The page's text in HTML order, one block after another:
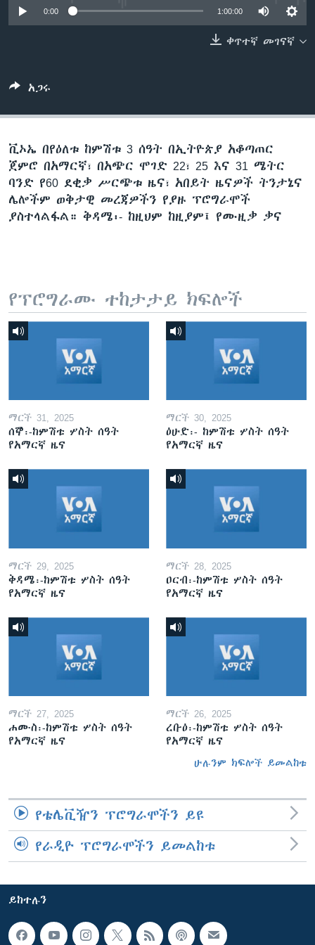
0:00 1:00:00
ቀጥተኛ መገናኛ
አጋሩ
ቪኦኤ በየዕለቱ ከምሽቱ 3 ሰዓት በኢትዮጵያ አቆጣጠር
ጀምሮ በአማርኛ፣ በአጭር ሞገድ 22፣ 25 እና 31 ሜትር
ባንድ የ60 ደቂቃ ሥርጭቱ ዜና፣ አበይት ዜናዎች ትንታኔና
ሌሎችም ወቅታዊ መረጃዎችን የያዙ ፕሮግራሞች
ያስተላልፋል። ቅዳሜ፡- ከዚህም ከዚያም፤ የሙዚቃ ቃና
የፕሮግራሙ ተከታታይ ክፍሎች
ማርች 31, 2025
ሰኞ፡-ከምሽቱ ሦስት ሰዓት
የአማርኛ ዜና
ማርች 30, 2025
ዕሁድ፡- ከምሽቱ ሦስት ሰዓት
የአማርኛ ዜና
ማርች 29, 2025
ቅዳሜ፡-ከምሽቱ ሦስት ሰዓት
የአማርኛ ዜና
ማርች 28, 2025
ዐርብ፡-ከምሽቱ ሦስት ሰዓት
የአማርኛ ዜና
ማርች 27, 2025
ሐሙስ፡-ከምሽቱ ሦስት ሰዓት
የአማርኛ ዜና
ማርች 26, 2025
ረቡዕ፡-ከምሽቱ ሦስት ሰዓት
የአማርኛ ዜና
ሁሉንም ክፍሎች ይመልከቱ
የቴሌቪዥን ፕሮግራሞችን ይዩ
የራዲዮ ፕሮግራሞችን ይመልከቱ
ይከተሉን